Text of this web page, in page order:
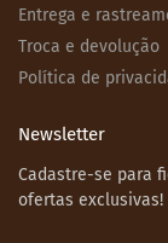
Entrega e
Troca e devolução
Política de
Newsletter
Cadastre-se para
ofertas exclusivas!